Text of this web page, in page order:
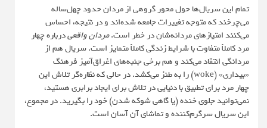
تمام این سریال‌ها حول محور گروهی از مردان حدود چهل‌ساله
می‌چرخند که متوجه تغییرات جامعه شده‌اند و در نتیجه، احساس
می‌کنند امتیازهای مردانه‌شان در خطر است.مردان واقعیدرباره چهار
مرد کاملاً متفاوت با شرایط زندگی کاملاً متمایز است. سریال هم از
مردانگی انتقاد می‌کند و هم برخی جنبه‌های اغراق‌آمیز فرهنگ
«بیداری» (woke) را به طنز می‌کشد. در حالی که نظاره‌گر تلاش این
چهار مرد برای تطبیق با دنیایی در تلاش برای ایجاد برابری هستید،
نمی‌توانید جلوی خنده (یا گاهی شوکه شدن) خود را بگیرید. در مجموع،
این سریال سرگرم‌کننده و تماشای آن آسان است.